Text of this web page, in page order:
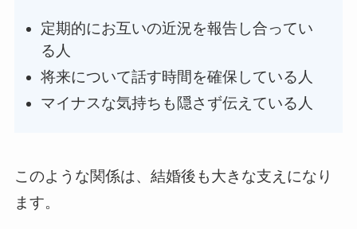
定期的にお互いの近況を報告し合ってい
る人
将来について話す時間を確保している人
マイナスな気持ちも隠さず伝えている人
このような関係は、結婚後も大きな支えになり
ます。